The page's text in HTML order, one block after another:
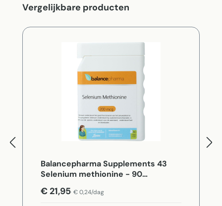
Productgalerij overslaan
Vergelijkbare producten
Balancepharma Supplements 43
Selenium methionine - 90
€ 21,95 € 0,24/dag